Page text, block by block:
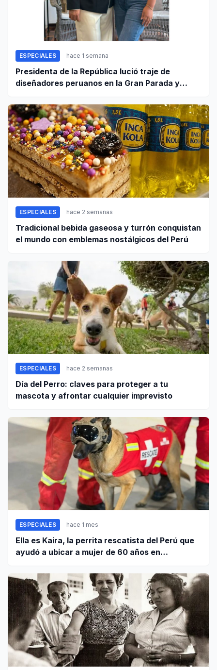
ESPECIALES hace 1 semana
Presidenta de la República lució traje de
diseñadores peruanos en la Gran Parada y
ESPECIALES hace 2 semanas
Tradicional bebida gaseosa y turrón conquistan
el mundo con emblemas nostálgicos del Perú
ESPECIALES hace 2 semanas
Día del Perro: claves para proteger a tu
mascota y afrontar cualquier imprevisto
ESPECIALES hace 1 mes
Ella es Kaira, la perrita rescatista del Perú que
ayudó a ubicar a mujer de 60 años en